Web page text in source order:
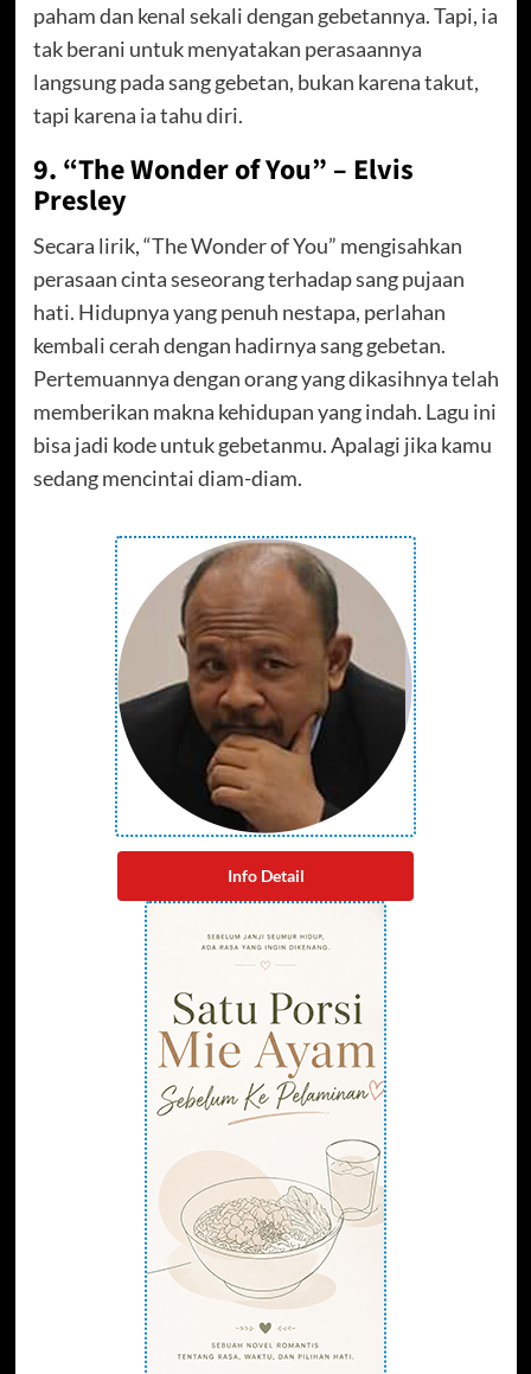
paham dan kenal sekali dengan gebetannya. Tapi, ia
tak berani untuk menyatakan perasaannya
langsung pada sang gebetan, bukan karena takut,
tapi karena ia tahu diri.
9. “The Wonder of You” – Elvis
Presley
Secara lirik, “The Wonder of You” mengisahkan
perasaan cinta seseorang terhadap sang pujaan
hati. Hidupnya yang penuh nestapa, perlahan
kembali cerah dengan hadirnya sang gebetan.
Pertemuannya dengan orang yang dikasihnya telah
memberikan makna kehidupan yang indah. Lagu ini
bisa jadi kode untuk gebetanmu. Apalagi jika kamu
sedang mencintai diam-diam.
Info Detail